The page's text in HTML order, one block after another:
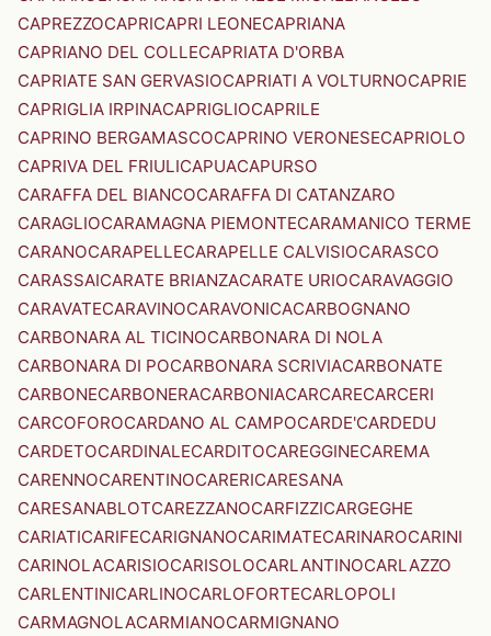
CAPREZZOCAPRICAPRI LEONECAPRIANA
CAPRIANO DEL COLLECAPRIATA D'ORBA
CAPRIATE SAN GERVASIOCAPRIATI A VOLTURNOCAPRIE
CAPRIGLIA IRPINACAPRIGLIOCAPRILE
CAPRINO BERGAMASCOCAPRINO VERONESECAPRIOLO
CAPRIVA DEL FRIULICAPUACAPURSO
CARAFFA DEL BIANCOCARAFFA DI CATANZARO
CARAGLIOCARAMAGNA PIEMONTECARAMANICO TERME
CARANOCARAPELLECARAPELLE CALVISIOCARASCO
CARASSAICARATE BRIANZACARATE URIOCARAVAGGIO
CARAVATECARAVINOCARAVONICACARBOGNANO
CARBONARA AL TICINOCARBONARA DI NOLA
CARBONARA DI POCARBONARA SCRIVIACARBONATE
CARBONECARBONERACARBONIACARCARECARCERI
CARCOFOROCARDANO AL CAMPOCARDE'CARDEDU
CARDETOCARDINALECARDITOCAREGGINECAREMA
CARENNOCARENTINOCARERICARESANA
CARESANABLOTCAREZZANOCARFIZZICARGEGHE
CARIATICARIFECARIGNANOCARIMATECARINAROCARINI
CARINOLACARISIOCARISOLOCARLANTINOCARLAZZO
CARLENTINICARLINOCARLOFORTECARLOPOLI
CARMAGNOLACARMIANOCARMIGNANO